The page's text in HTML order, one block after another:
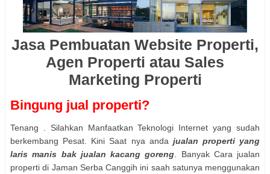
Jasa Pembuatan Website Properti,
Agen Properti atau Sales
Marketing Properti
Bingung jual properti?
Tenang . Silahkan Manfaatkan Teknologi Internet yang sudah
berkembang Pesat. Kini Saat nya anda jualan properti yang
laris manis bak jualan kacang goreng . Banyak Cara jualan
properti di Jaman Serba Canggih ini saah satunya menggunakan